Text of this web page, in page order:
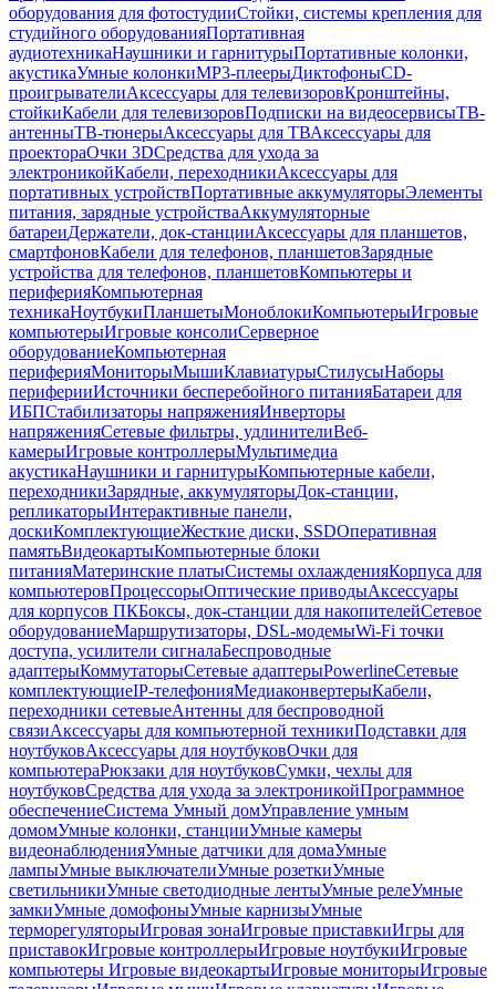
оборудования для фотостудииСтойки, системы крепления для
студийного оборудованияПортативная
аудиотехникаНаушники и гарнитурыПортативные колонки,
акустикаУмные колонкиMP3-плеерыДиктофоныCD-
проигрывателиАксессуары для телевизоровКронштейны,
стойкиКабели для телевизоровПодписки на видеосервисыТВ-
антенныТВ-тюнерыАксессуары для ТВАксессуары для
проектораОчки 3DСредства для ухода за
электроникойКабели, переходникиАксессуары для
портативных устройствПортативные аккумуляторыЭлементы
питания, зарядные устройстваАккумуляторные
батареиДержатели, док-станцииАксессуары для планшетов,
смартфоновКабели для телефонов, планшетовЗарядные
устройства для телефонов, планшетовКомпьютеры и
периферияКомпьютерная
техникаНоутбукиПланшетыМоноблокиКомпьютерыИгровые
компьютерыИгровые консолиСерверное
оборудованиеКомпьютерная
периферияМониторыМышиКлавиатурыСтилусыНаборы
периферииИсточники бесперебойного питанияБатареи для
ИБПСтабилизаторы напряженияИнверторы
напряженияСетевые фильтры, удлинителиВеб-
камерыИгровые контроллерыМультимедиа
акустикаНаушники и гарнитурыКомпьютерные кабели,
переходникиЗарядные, аккумуляторыДок-станции,
репликаторыИнтерактивные панели,
доскиКомплектующиеЖесткие диски, SSDОперативная
памятьВидеокартыКомпьютерные блоки
питанияМатеринские платыСистемы охлажденияКорпуса для
компьютеровПроцессорыОптические приводыАксессуары
для корпусов ПКБоксы, док-станции для накопителейСетевое
оборудованиеМаршрутизаторы, DSL-модемыWi-Fi точки
доступа, усилители сигналаБеспроводные
адаптерыКоммутаторыСетевые адаптерыPowerlineСетевые
комплектующиеIP-телефонияМедиаконвертерыКабели,
переходники сетевыеАнтенны для беспроводной
связиАксессуары для компьютерной техникиПодставки для
ноутбуковАксессуары для ноутбуковОчки для
компьютераРюкзаки для ноутбуковСумки, чехлы для
ноутбуковСредства для ухода за электроникойПрограммное
обеспечениеСистема Умный домУправление умным
домомУмные колонки, станцииУмные камеры
видеонаблюденияУмные датчики для домаУмные
лампыУмные выключателиУмные розеткиУмные
светильникиУмные светодиодные лентыУмные релеУмные
замкиУмные домофоныУмные карнизыУмные
терморегуляторыИгровая зонаИгровые приставкиИгры для
приставокИгровые контроллерыИгровые ноутбукиИгровые
компьютеры Игровые видеокартыИгровые мониторыИгровые